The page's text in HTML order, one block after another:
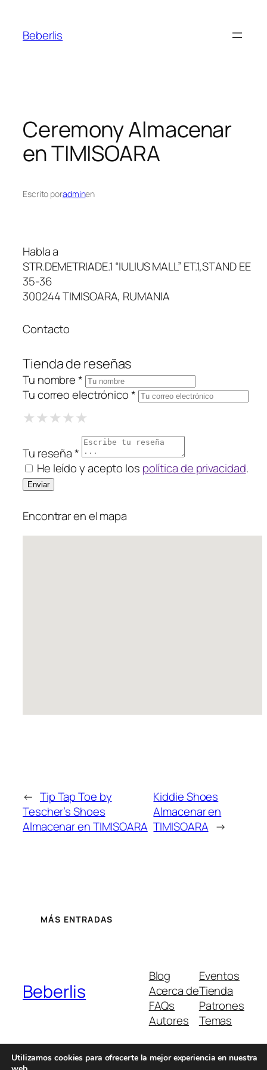
Beberlis
CeremonyAlmacenar
en TIMISOARA
Escrito poradminen
Habla a
STR.DEMETRIADE.1 “IULIUS MALL” ET.1,STAND EE
35-36
300244 TIMISOARA, RUMANIA
Contacto
Tienda de reseñas
Tu nombre *
Tu correo electrónico *
★1 Star
★★2 Stars
★★★3 Stars
★★★★4 Stars
★★★★★
Tu reseña *
He leído y acepto los política de privacidad.
Encontrar en el mapa
← Tip Tap Toe by
Tescher’s Shoes
Almacenar en TIMISOARA
Kiddie Shoes
Almacenar en
TIMISOARA →
MÁS ENTRADAS
Beberlis
Blog
Acerca de
FAQs
Autores
Eventos
Tienda
Patrones
Temas
Utilizamos cookies para ofrecerte la mejor experiencia en nuestra